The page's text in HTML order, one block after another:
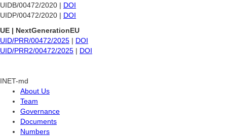
UIDB/00472/2020 | DOI
UIDP/00472/2020 | DOI
UE | NextGenerationEU
UID/PRR/00472/2025 | DOI
UID/PRR2/00472/2025 | DOI
INET-md
About Us
Team
Governance
Documents
Numbers